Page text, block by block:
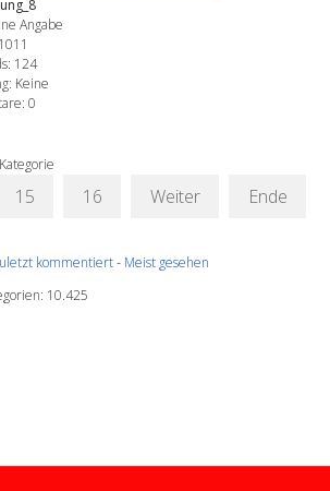
Angabe
124
Keine
0
15 16 Weiter Ende
kommentiert- Meist gesehen
10.425